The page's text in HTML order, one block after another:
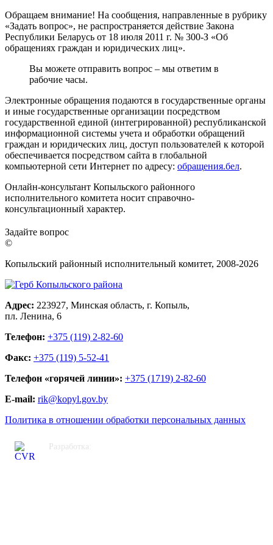
Обращаем внимание! На сообщения, направленные в рубрику
«Задать вопрос», не распространяется действие Закона
Республики Беларусь от 18 июля 2011 г. № 300-З «Об
обращениях граждан и юридических лиц».
Вы можете отправить вопрос – мы ответим в
рабочие часы.
Электронные обращения подаются в государственные органы
и иные государственные организации посредством
государственной единой (интегрированной) республиканской
информационной системы учета и обработки обращений
граждан и юридических лиц, доступ пользователей к которой
обеспечивается посредством сайта в глобальной
компьютерной сети Интернет по адресу: обращения.бел.
Онлайн-консультант Копыльского районного
исполнительного комитета носит справочно-
консультационный характер.
Задайте вопрос
©
Копыльский районный исполнительный комитет, 2008-2026
Адрес: 223927, Минская область, г. Копыль,
пл. Ленина, 6
Телефон: +375 (119) 2-82-60
Факс: +375 (119) 5-52-41
Телефон «горячей линии»: +375 (1719) 2-82-60
E-mail: rik@kopyl.gov.by
Политика в отношении обработки персональных данных
Разработка: